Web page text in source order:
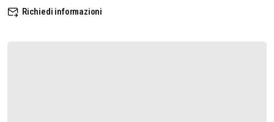
Richiedi informazioni